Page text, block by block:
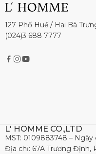
127 Phố Huế / Hai Bà
(024)3 688 7777
L' HOMME CO.,LTD
MST: 0109883748 – Ngày
Địa chỉ: 67A Trương Định,